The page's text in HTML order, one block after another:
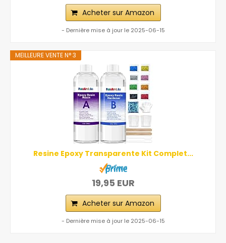
Acheter sur Amazon
- Dernière mise à jour le 2025-06-15
MEILLEURE VENTE N° 3
Resine Epoxy Transparente Kit Complet...
19,95 EUR
Acheter sur Amazon
- Dernière mise à jour le 2025-06-15